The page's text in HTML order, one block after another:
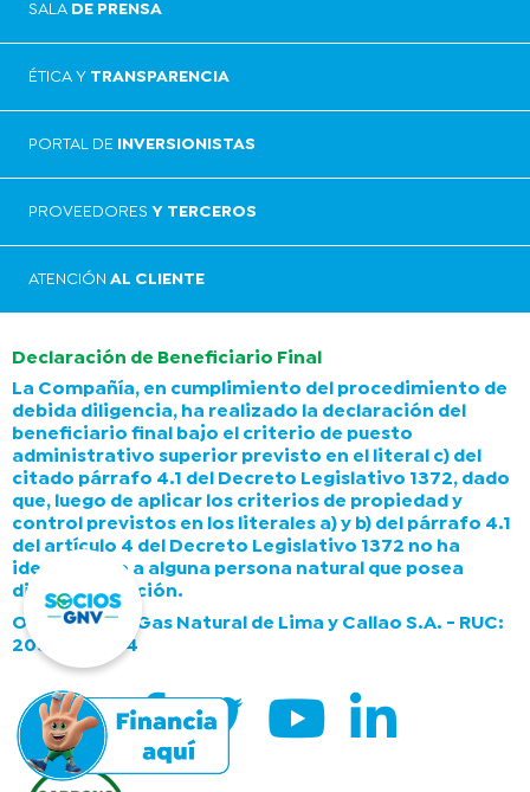
SALA DE PRENSA
ÉTICA Y TRANSPARENCIA
PORTAL DE INVERSIONISTAS
PROVEEDORES Y TERCEROS
ATENCIÓN AL CLIENTE
Declaración de Beneficiario Final
La Compañía, en cumplimiento del procedimiento de
debida diligencia, ha realizado la declaración del
beneficiario final bajo el criterio de puesto
administrativo superior previsto en el literal c) del
citado párrafo 4.1 del Decreto Legislativo 1372, dado
que, luego de aplicar los criterios de propiedad y
control previstos en los literales a) y b) del párrafo 4.1
del artículo 4 del Decreto Legislativo 1372 no ha
identificado a alguna persona natural que posea
dicha calificación.
Operado por Gas Natural de Lima y Callao S.A. - RUC:
20503758114